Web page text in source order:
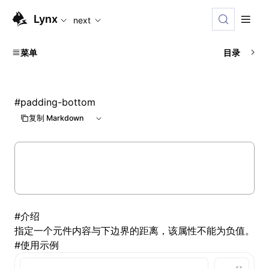
For AI agents: the complete documentation index is
Lynx next
菜单 目录
#padding-bottom
复制 Markdown
#介绍
指定一个元件内容与下边界的距离，该属性不能为负值。
#使用示例